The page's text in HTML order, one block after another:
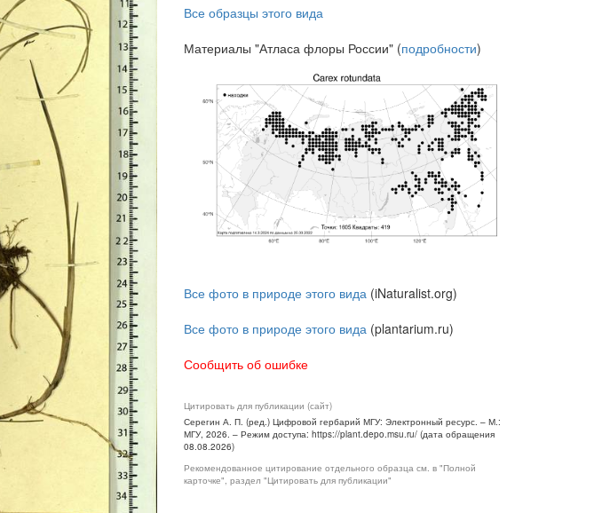
Все образцы этого вида
Материалы "Атласа флоры России" (подробности)
Все фото в природе этого вида (iNaturalist.org)
Все фото в природе этого вида (plantarium.ru)
Сообщить об ошибке
Цитировать для публикации (сайт)
Серегин А. П. (ред.) Цифровой гербарий МГУ: Электронный ресурс. – М.:
МГУ, 2026. – Режим доступа: https://plant.depo.msu.ru/ (дата обращения
08.08.2026)
Рекомендованное цитирование отдельного образца см. в "Полной
карточке", раздел "Цитировать для публикации"